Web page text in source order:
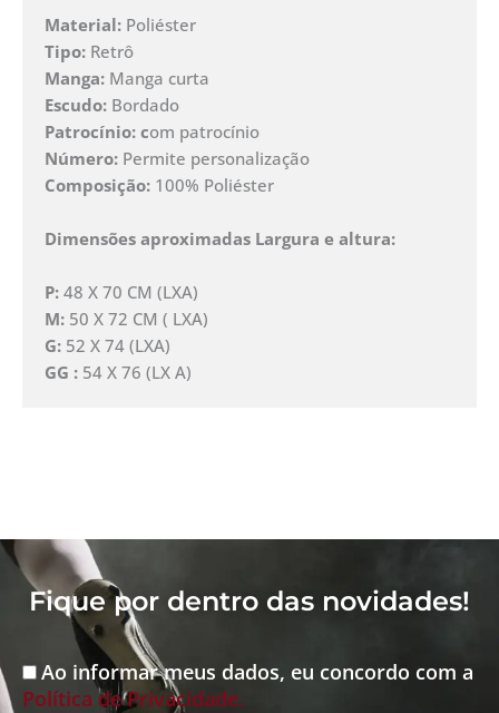
Material: Poliéster
Tipo: Retrô
Manga: Manga curta
Escudo: Bordado
Patrocínio: com patrocínio
Número: Permite personalização
Composição: 100% Poliéster
Dimensões aproximadas Largura e altura:
P: 48 X 70 CM (LXA)
M: 50 X 72 CM ( LXA)
G: 52 X 74 (LXA)
GG : 54 X 76 (LX A)
Fique por dentro das novidades!
Ao informar meus dados, eu concordo com a
Política de Privacidade.